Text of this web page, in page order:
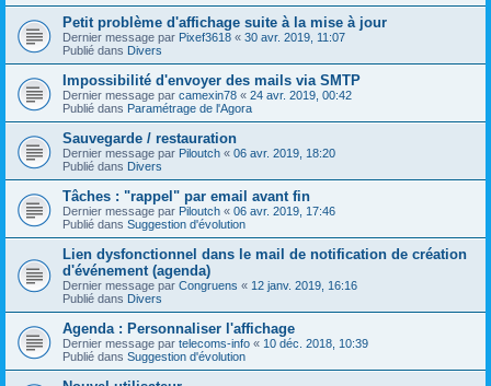
Petit problème d'affichage suite à la mise à jour
Dernier message par Pixef3618 « 30 avr. 2019, 11:07
Publié dans Divers
Impossibilité d'envoyer des mails via SMTP
Dernier message par camexin78 « 24 avr. 2019, 00:42
Publié dans Paramétrage de l'Agora
Sauvegarde / restauration
Dernier message par Piloutch « 06 avr. 2019, 18:20
Publié dans Divers
Tâches : "rappel" par email avant fin
Dernier message par Piloutch « 06 avr. 2019, 17:46
Publié dans Suggestion d'évolution
Lien dysfonctionnel dans le mail de notification de création
d'événement (agenda)
Dernier message par Congruens « 12 janv. 2019, 16:16
Publié dans Divers
Agenda : Personnaliser l'affichage
Dernier message par telecoms-info « 10 déc. 2018, 10:39
Publié dans Suggestion d'évolution